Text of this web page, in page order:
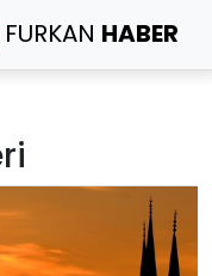
FURKAN HABER